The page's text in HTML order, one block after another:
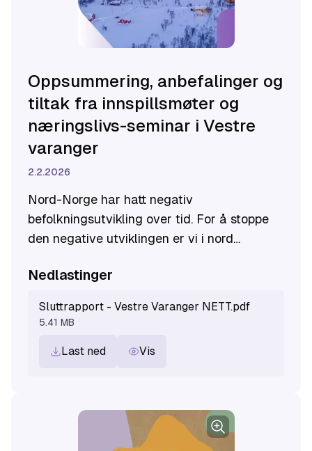
Oppsummering, anbefalinger og
tiltak fra innspillsmøter og
næringslivs-seminar i Vestre
varanger
2.2.2026
Nord-Norge har hatt negativ
befolkningsutvikling over tid. For å stoppe
den negative utviklingen er vi i nord
Hva skal til for at folk vil bli boende? Og
har Likestillingssenteret KUN og Vestre
kommunene Tana, Nesseby, Berlevåg og
Nedlastinger
Sluttrapport - Vestre Varanger NETT.pdf
5.41 MB
Last ned Vis